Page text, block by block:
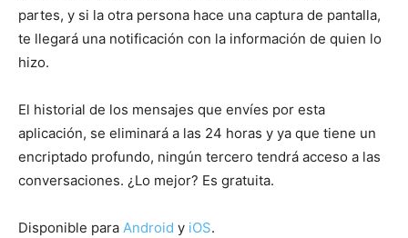
partes, y si la otra persona hace una captura de pantalla,
te llegará una notificación con la información de quien lo
hizo.
El historial de los mensajes que envíes por esta
aplicación, se eliminará a las 24 horas y ya que tiene un
encriptado profundo, ningún tercero tendrá acceso a las
conversaciones. ¿Lo mejor? Es gratuita.
Disponible para Android y iOS.